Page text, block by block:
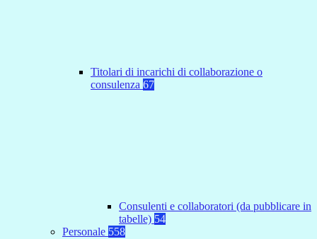
Titolari di incarichi di collaborazione o
consulenza 67
Consulenti e collaboratori (da pubblicare in
tabelle) 54
Personale 558